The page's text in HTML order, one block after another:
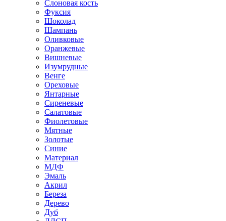
Слоновая кость
Фуксия
Шоколад
Шампань
Оливковые
Оранжевые
Вишневые
Изумрудные
Венге
Ореховые
Янтарные
Сиреневые
Салатовые
Фиолетовые
Мятные
Золотые
Синие
Материал
МДФ
Эмаль
Акрил
Береза
Дерево
Дуб